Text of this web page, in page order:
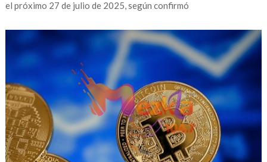
el próximo 27 de julio de 2025, según confirmó